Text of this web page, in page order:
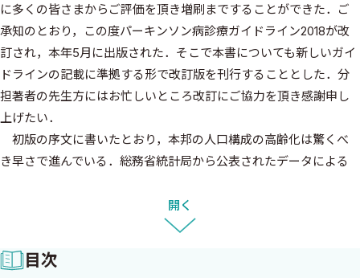
に多くの皆さまからご評価を頂き増刷まですることができた．ご
承知のとおり，この度パーキンソン病診療ガイドライン2018が改
訂され，本年5月に出版された．そこで本書についても新しいガイ
ドラインの記載に準拠する形で改訂版を刊行することとした．分
担著者の先生方にはお忙しいところ改訂にご協力を頂き感謝申し
上げたい．
初版の序文に書いたとおり，本邦の人口構成の高齢化は驚くべ
き早さで進んでいる．総務省統計局から公表されたデータによる
対して，65歳以上の高齢者は約53万人増加している．この傾向は
今後さらに加速してくと予想され，それに伴いパーキンソン病を
含む加齢関連疾患は確実に増加していく．パーキンソン病を適切
に診断し，治療・対処することの重要性はますます高まっていると
開く
目次